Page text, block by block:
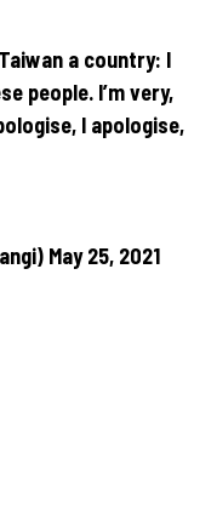
a country: I
people. I’m very,
I apologise,
May 25, 2021